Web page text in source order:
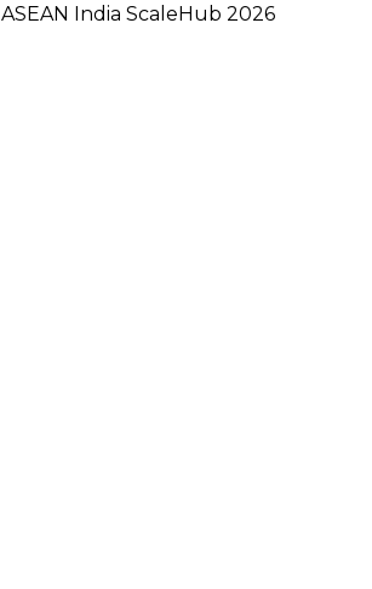
ASEAN India ScaleHub 2026